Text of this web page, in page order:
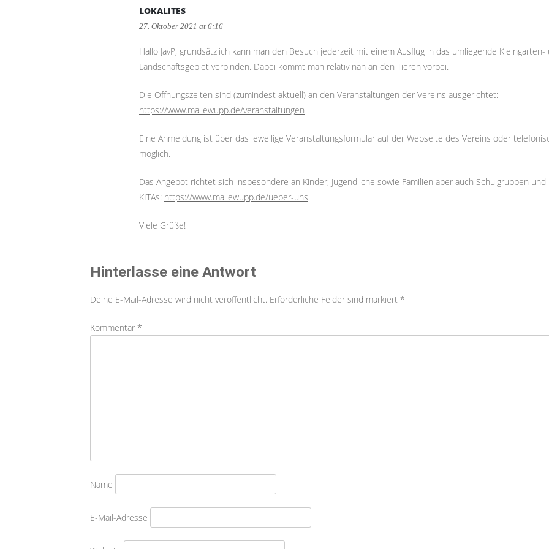
LOKALITES
27. Oktober 2021 at 6:16
Hallo JayP, grundsätzlich kann man den Besuch jederzeit mit einem Ausflug in das umliegende Kleingarten-
Landschaftsgebiet verbinden. Dabei kommt man relativ nah an den Tieren vorbei.
Die Öffnungszeiten sind (zumindest aktuell) an den Veranstaltungen der Vereins ausgerichtet:
https://www.mallewupp.de/veranstaltungen
Eine Anmeldung ist über das jeweilige Veranstaltungsformular auf der Webseite des Vereins oder
möglich.
Das Angebot richtet sich insbesondere an Kinder, Jugendliche sowie Familien aber auch Schulgruppen und
KITAs: https://www.mallewupp.de/ueber-uns
Viele Grüße!
Hinterlasse eine Antwort
Deine E-Mail-Adresse wird nicht veröffentlicht. Erforderliche Felder sind markiert *
Kommentar *
Name
E-Mail-Adresse